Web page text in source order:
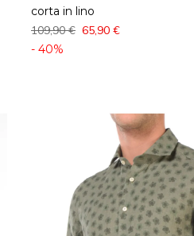
corta in lino
109,90 € 65,90 €
- 40%